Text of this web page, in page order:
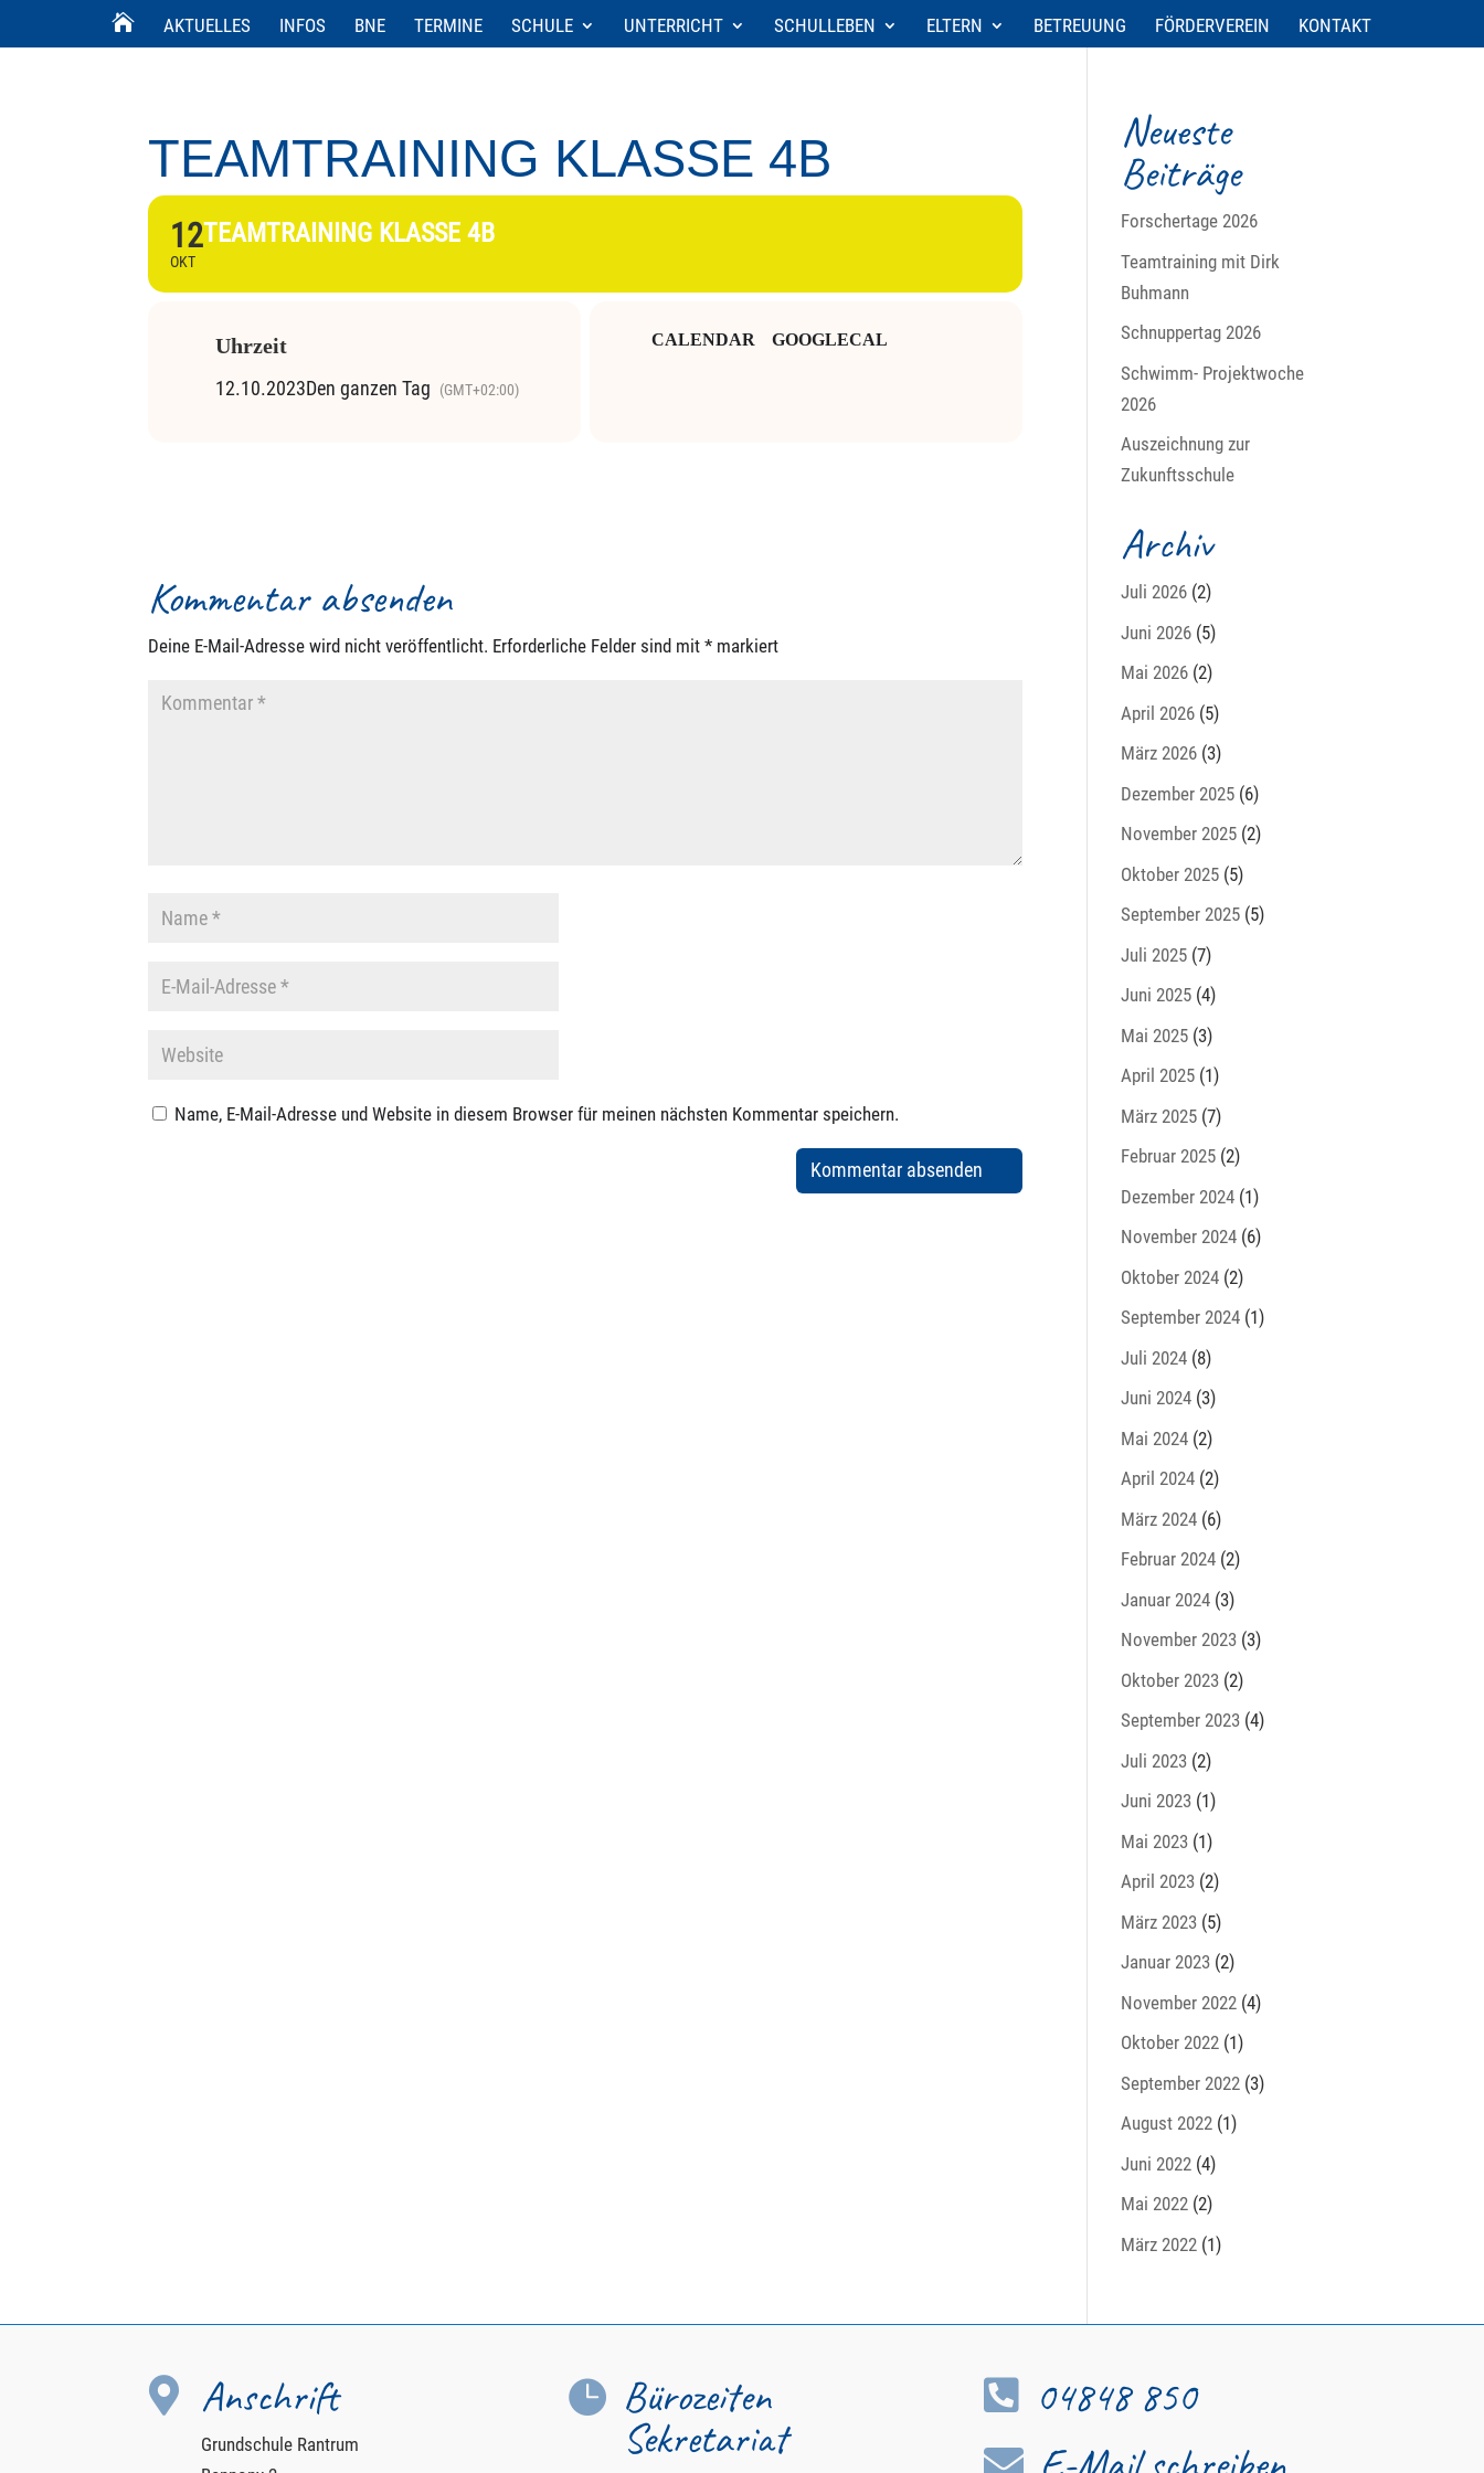
AKTUELLES INFOS BNE TERMINE SCHULE UNTERRICHT SCHULLEBEN ELTERN BETREUUNG FÖRDERVEREIN KONTAKT
TEAMTRAINING KLASSE 4B
12
OKT
TEAMTRAINING KLASSE 4B
Uhrzeit
12.10.2023Den ganzen Tag (GMT+02:00)
CALENDAR GOOGLECAL
Kommentar absenden
Deine E-Mail-Adresse wird nicht veröffentlicht. Erforderliche Felder sind mit* markiert
Name, E-Mail-Adresse und Website in diesem Browser für meinen nächsten Kommentar speichern.
Neueste
Beiträge
Forschertage 2026
Teamtraining mit Dirk
Buhmann
Schnuppertag 2026
Schwimm- Projektwoche
2026
Auszeichnung zur
Zukunftsschule
Archiv
Juli 2026 (2)
Juni 2026 (5)
Mai 2026 (2)
April 2026 (5)
März 2026 (3)
Dezember 2025 (6)
November 2025 (2)
Oktober 2025 (5)
September 2025 (5)
Juli 2025 (7)
Juni 2025 (4)
Mai 2025 (3)
April 2025 (1)
März 2025 (7)
Februar 2025 (2)
Dezember 2024 (1)
November 2024 (6)
Oktober 2024 (2)
September 2024 (1)
Juli 2024 (8)
Juni 2024 (3)
Mai 2024 (2)
April 2024 (2)
März 2024 (6)
Februar 2024 (2)
Januar 2024 (3)
November 2023 (3)
Oktober 2023 (2)
September 2023 (4)
Juli 2023 (2)
Juni 2023 (1)
Mai 2023 (1)
April 2023 (2)
März 2023 (5)
Januar 2023 (2)
November 2022 (4)
Oktober 2022 (1)
September 2022 (3)
August 2022 (1)
Juni 2022 (4)
Mai 2022 (2)
März 2022 (1)
 Anschrift
Grundschule Rantrum
 Bürozeiten
Sekretariat
 04848 850
